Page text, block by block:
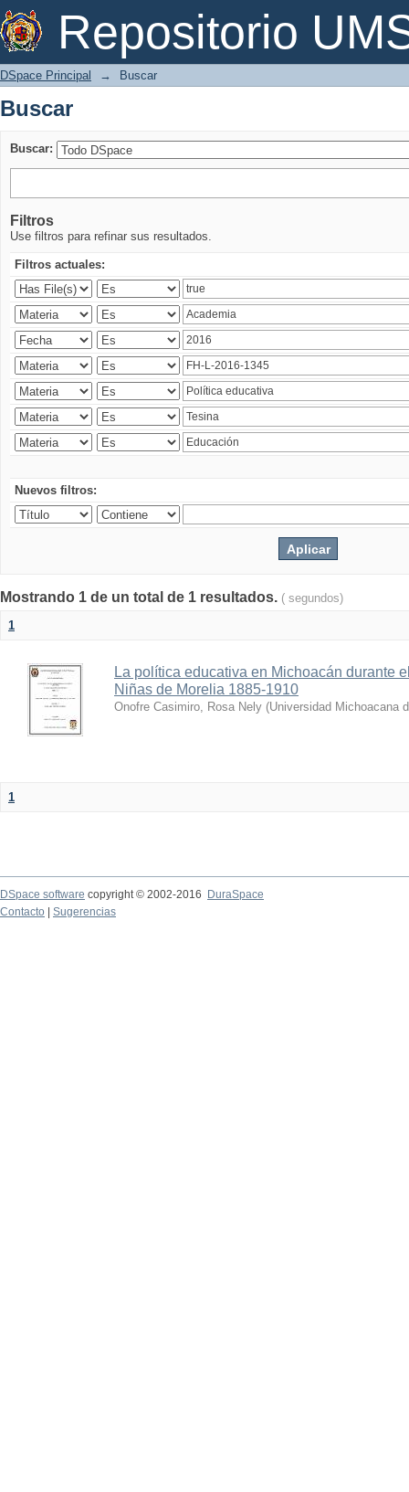
Repositorio
Buscar
DSpace Principal → Buscar
Buscar
Buscar:
Filtros
Use filtros para refinar sus resultados.
Filtros actuales:
Nuevos filtros:
Mostrando 1 de un total de 1 resultados. ( segundos)
1
La política educativa en Michoacán durante
Niñas de Morelia 1885-1910
Onofre Casimiro, Rosa Nely (Universidad Michoacana
1
DSpace software copyright © 2002-2016
DuraSpace
Contacto
Sugerencias